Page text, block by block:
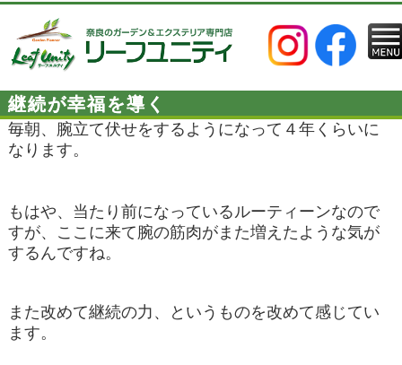
継続が幸福を導く
毎朝、腕立て伏せをするようになって４年くらいに
なります。
もはや、当たり前になっているルーティーンなので
すが、ここに来て腕の筋肉がまた増えたような気が
するんですね。
また改めて継続の力、というものを改めて感じてい
ます。